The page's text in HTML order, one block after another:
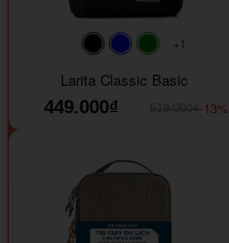
#faf0e6
#000000#0000FF#008000
+1
Larita Classic Basic
449.000₫
-13%